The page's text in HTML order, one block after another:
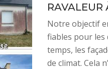
RAVALEUR
Notre objectif
fiables pour les
temps, les
de climat. Cela